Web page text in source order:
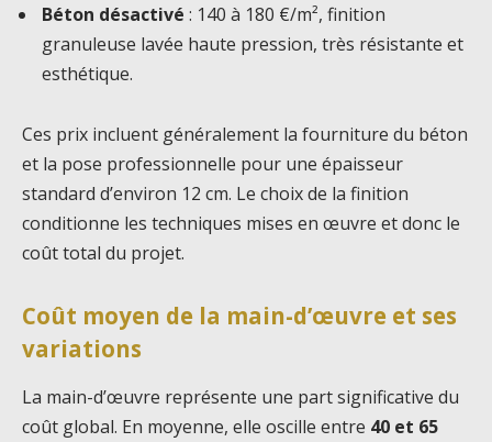
Béton désactivé : 140 à 180 €/m², finition
granuleuse lavée haute pression, très résistante et
esthétique.
Ces prix incluent généralement la fourniture du béton
et la pose professionnelle pour une épaisseur
standard d’environ 12 cm. Le choix de la finition
conditionne les techniques mises en œuvre et donc le
coût total du projet.
Coût moyen de la main-d’œuvre et ses
variations
La main-d’œuvre représente une part significative du
coût global. En moyenne, elle oscille entre 40 et 65